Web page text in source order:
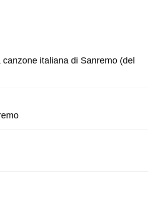
italiana di Sanremo (del